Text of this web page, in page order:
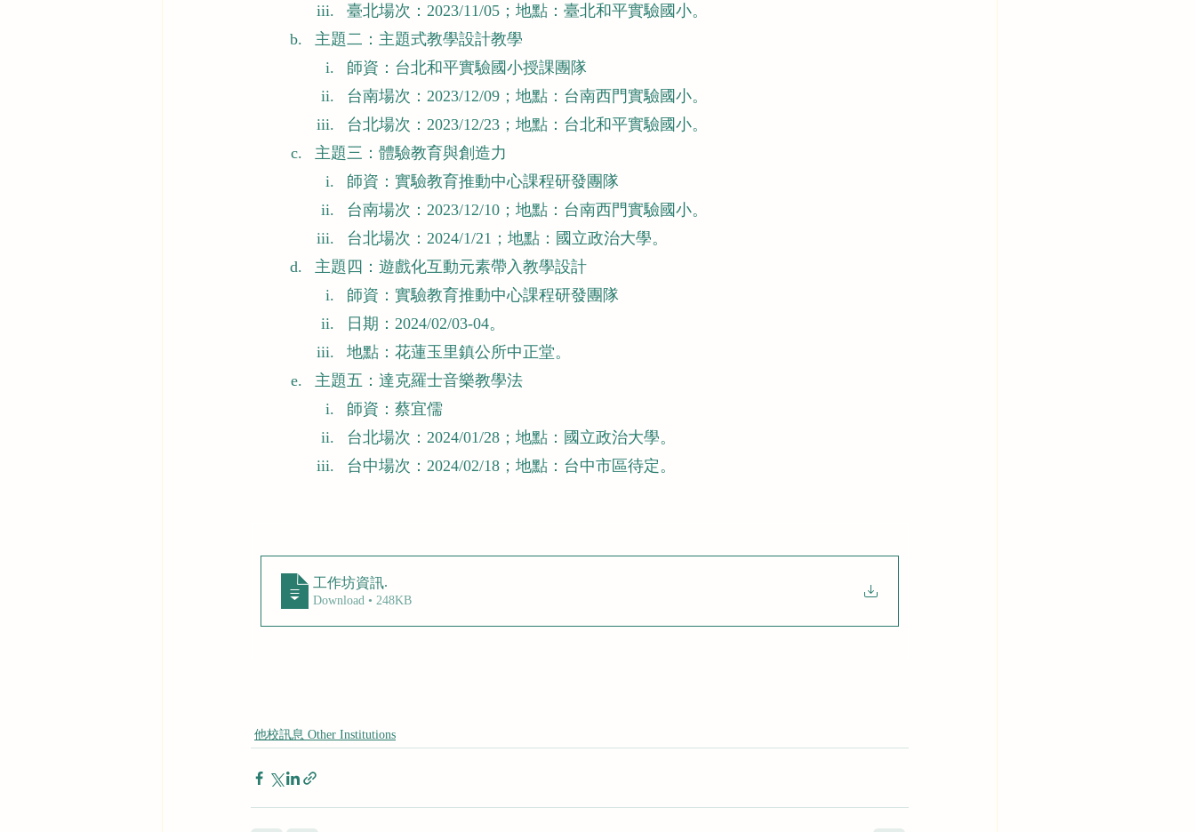
臺北場次：2023/11/05；地點：臺北和平實驗國小。
主題二：主題式教學設計教學
師資：台北和平實驗國小授課團隊
台南場次：2023/12/09；地點：台南西門實驗國小。
台北場次：2023/12/23；地點：台北和平實驗國小。
主題三：體驗教育與創造力
師資：實驗教育推動中心課程研發團隊
台南場次：2023/12/10；地點：台南西門實驗國小。
台北場次：2024/1/21；地點：國立政治大學。
主題四：遊戲化互動元素帶入教學設計
師資：實驗教育推動中心課程研發團隊
日期：2024/02/03-04。
地點：花蓮玉里鎮公所中正堂。
主題五：達克羅士音樂教學法
師資：蔡宜儒
台北場次：2024/01/28；地點：國立政治大學。
台中場次：2024/02/18；地點：台中市區待定。
工作坊資訊.
Download • 248KB
他校訊息 Other Institutions